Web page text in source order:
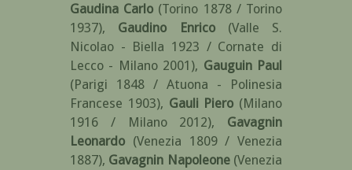
Gaudina Carlo (Torino 1878 / Torino
1937), Gaudino Enrico
(Valle S.
Nicolao - Biella 1923 / Cornate di
Lecco - Milano 2001), Gauguin Paul
(Parigi 1848 / Atuona - Polinesia
Francese 1903), Gauli Piero (Milano
1916 / Milano 2012), Gavagnin
Leonardo (Venezia 1809 / Venezia
1887), Gavagnin Napoleone (Venezia